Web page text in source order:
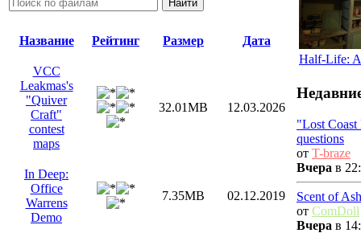
Название Рейтинг Размер Дата
VCC
Leakmas's
"Quiver
Craft"
contest
maps
32.01MB 12.03.2026
In Deep:
Office
Warrens
Demo
7.35MB 02.12.2019
Half-Life:
"Lost Coast
questions
от T-braze
Вчера в
Scent of
от ComDoll
Вчера в